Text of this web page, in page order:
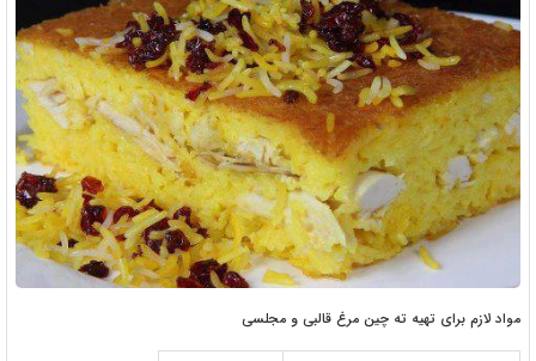
مواد لازم برای تهیه ته چین مرغ قالبی و مجلسی